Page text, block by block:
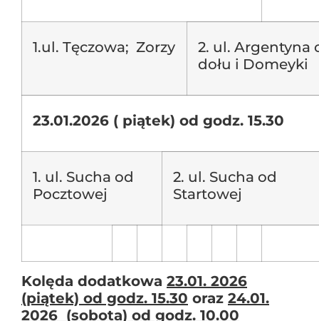
1.ul. Tęczowa; Zorzy
2. ul. Argentyna
dołu i Domeyki
23.01.2026 ( piątek) od godz. 15.30
1. ul. Sucha od
Pocztowej
2. ul. Sucha od
Startowej
Kolęda dodatkowa 23.01. 2026
(piątek) od godz. 15.30 oraz 24.01.
2026 (sobota) od godz. 10.00